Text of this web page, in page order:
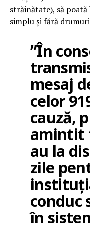
străinătate), să
simplu şi fără
”În
mesaj
celor
cauză,
amintit
au la
zile
conduc
în